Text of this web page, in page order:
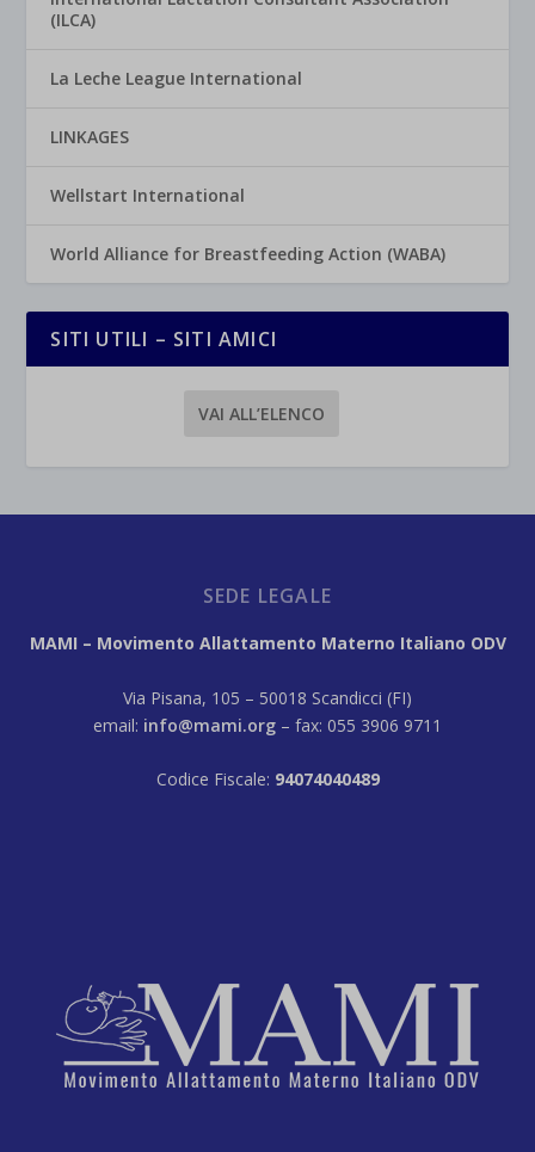
(ILCA)
La Leche League International
LINKAGES
Wellstart International
World Alliance for Breastfeeding Action (WABA)
SITI UTILI – SITI AMICI
VAI ALL’ELENCO
SEDE LEGALE
MAMI – Movimento Allattamento Materno Italiano ODV
Via Pisana, 105 – 50018 Scandicci (FI)
email: info@mami.org – fax: 055 3906 9711
Codice Fiscale: 94074040489